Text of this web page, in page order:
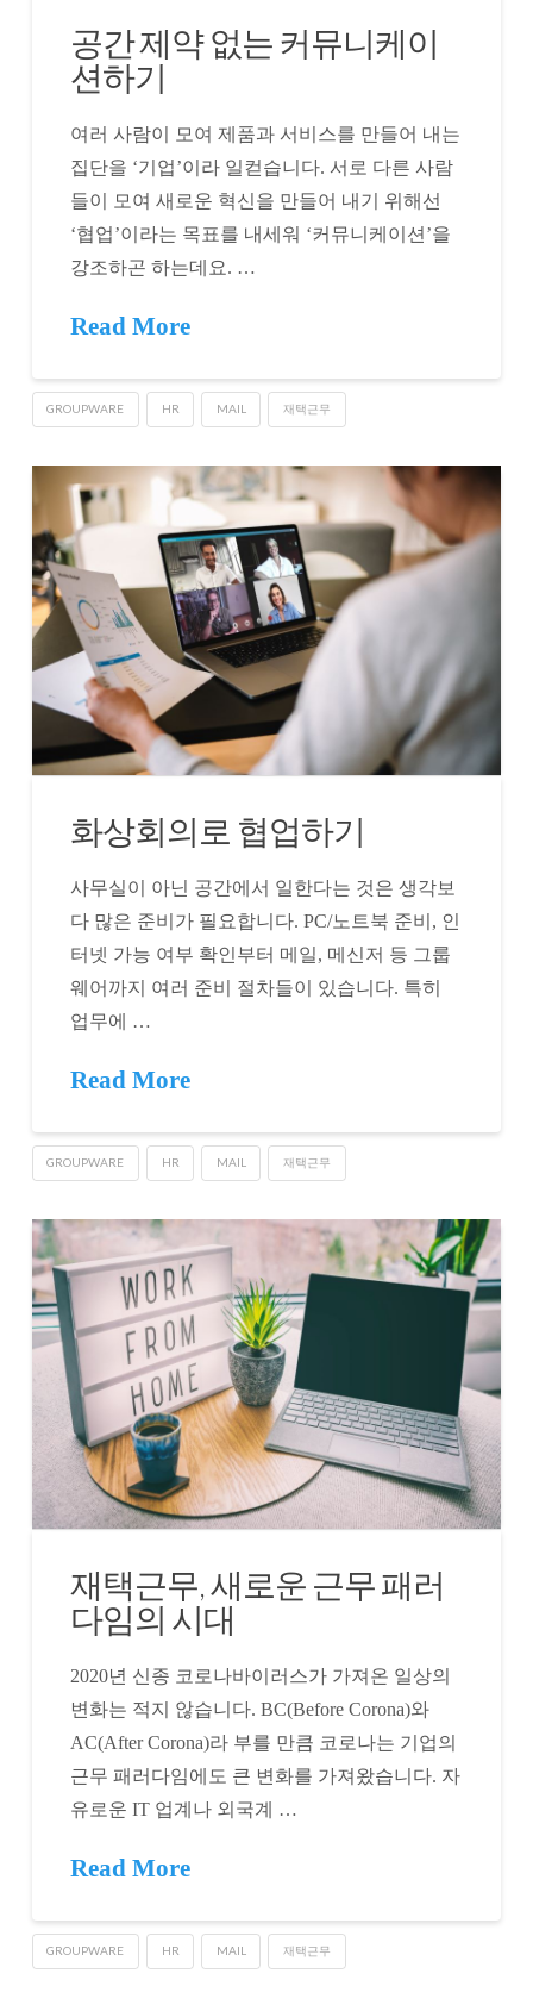
공간 제약 없는 커뮤니케이
션하기
여러 사람이 모여 제품과 서비스를 만들어 내는
집단을 ‘기업’이라 일컫습니다. 서로 다른 사람
들이 모여 새로운 혁신을 만들어 내기 위해선
‘협업’이라는 목표를 내세워 ‘커뮤니케이션’을
강조하곤 하는데요. …
Read More
GROUPWARE HR MAIL 재택근무
화상회의로 협업하기
사무실이 아닌 공간에서 일한다는 것은 생각보
다 많은 준비가 필요합니다. PC/노트북 준비, 인
터넷 가능 여부 확인부터 메일, 메신저 등 그룹
웨어까지 여러 준비 절차들이 있습니다. 특히
업무에 …
Read More
GROUPWARE HR MAIL 재택근무
재택근무, 새로운 근무 패러
다임의 시대
2020년 신종 코로나바이러스가 가져온 일상의
변화는 적지 않습니다. BC(Before Corona)와
AC(After Corona)라 부를 만큼 코로나는 기업의
근무 패러다임에도 큰 변화를 가져왔습니다. 자
유로운 IT 업계나 외국계 …
Read More
GROUPWARE HR MAIL 재택근무